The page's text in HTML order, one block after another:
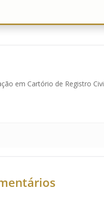
em Cartório de Registro